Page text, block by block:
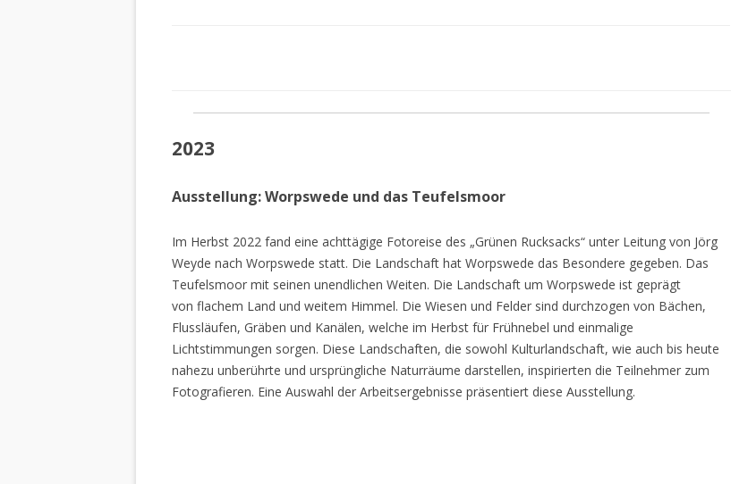
2023
Ausstellung: Worpswede und das Teufelsmoor
Im Herbst 2022 fand eine achttägige Fotoreise des „Grünen Rucksacks“ unter Leitung von Jörg
Weyde nach Worpswede statt. Die Landschaft hat Worpswede das Besondere gegeben. Das
Teufelsmoor mit seinen unendlichen Weiten. Die Landschaft um Worpswede ist geprägt
von flachem Land und weitem Himmel. Die Wiesen und Felder sind durchzogen von Bächen,
Flussläufen, Gräben und Kanälen, welche im Herbst für Frühnebel und einmalige
Lichtstimmungen sorgen. Diese Landschaften, die sowohl Kulturlandschaft, wie auch bis heute
nahezu unberührte und ursprüngliche Naturräume darstellen, inspirierten die Teilnehmer zum
Fotografieren. Eine Auswahl der Arbeitsergebnisse präsentiert diese Ausstellung.